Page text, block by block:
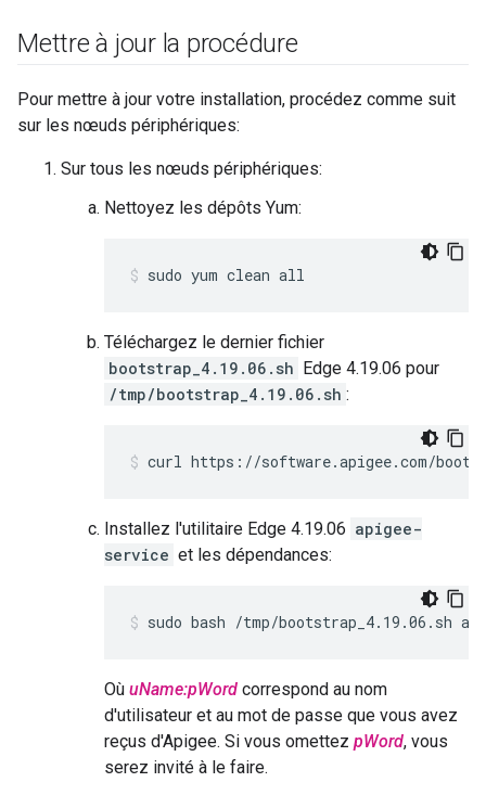
Mettre à jour la procédure
Pour mettre à jour votre installation, procédez comme suit
sur les nœuds périphériques:
Sur tous les nœuds périphériques:
Nettoyez les dépôts Yum:
sudo yum clean all
Téléchargez le dernier fichier
bootstrap_4.19.06.sh Edge 4.19.06 pour
/tmp/bootstrap_4.19.06.sh :
curl https://software.apigee.com/
Installez l'utilitaire Edge 4.19.06 apigee-
service et les dépendances:
sudo bash /tmp/bootstrap_4.19.06.sh
Où uName:pWord correspond au nom
d'utilisateur et au mot de passe que vous avez
reçus d'Apigee. Si vous omettez pWord, vous
serez invité à le faire.